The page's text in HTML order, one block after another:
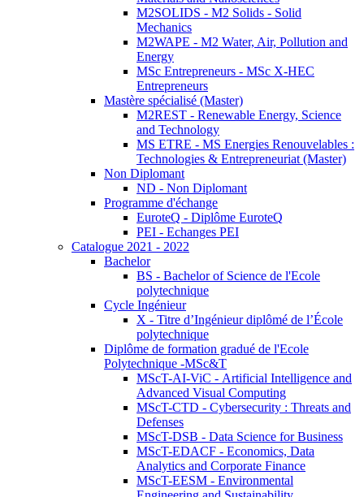
M2SOLIDS - M2 Solids - Solid
Mechanics
M2WAPE - M2 Water, Air, Pollution and
Energy
MSc Entrepreneurs - MSc X-HEC
Entrepreneurs
Mastère spécialisé (Master)
M2REST - Renewable Energy, Science
and Technology
MS ETRE - MS Energies Renouvelables :
Technologies & Entrepreneuriat (Master)
Non Diplomant
ND - Non Diplomant
Programme d'échange
EuroteQ - Diplôme EuroteQ
PEI - Echanges PEI
Catalogue 2021 - 2022
Bachelor
BS - Bachelor of Science de l'Ecole
polytechnique
Cycle Ingénieur
X - Titre d’Ingénieur diplômé de l’École
polytechnique
Diplôme de formation gradué de l'Ecole
Polytechnique -MSc&T
MScT-AI-ViC - Artificial Intelligence and
Advanced Visual Computing
MScT-CTD - Cybersecurity : Threats and
Defenses
MScT-DSB - Data Science for Business
MScT-EDACF - Economics, Data
Analytics and Corporate Finance
MScT-EESM - Environmental